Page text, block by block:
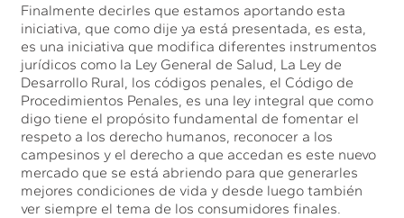
Finalmente decirles que estamos aportando esta
iniciativa, que como dije ya está presentada, es esta,
es una iniciativa que modifica diferentes instrumentos
jurídicos como la Ley General de Salud, La Ley de
Desarrollo Rural, los códigos penales, el Código de
Procedimientos Penales, es una ley integral que como
digo tiene el propósito fundamental de fomentar el
respeto a los derecho humanos, reconocer a los
campesinos y el derecho a que accedan es este nuevo
mercado que se está abriendo para que generarles
mejores condiciones de vida y desde luego también
ver siempre el tema de los consumidores finales.